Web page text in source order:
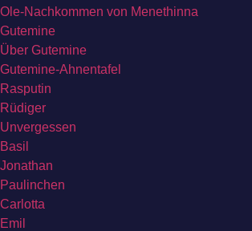
Ole-Nachkommen von Menethinna
Gutemine
Über Gutemine
Gutemine-Ahnentafel
Rasputin
Rüdiger
Unvergessen
Basil
Jonathan
Paulinchen
Carlotta
Emil